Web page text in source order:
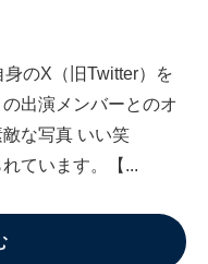
のX（旧Twitter）を
出演メンバーとのオ
な写真 いい笑
ています。【...